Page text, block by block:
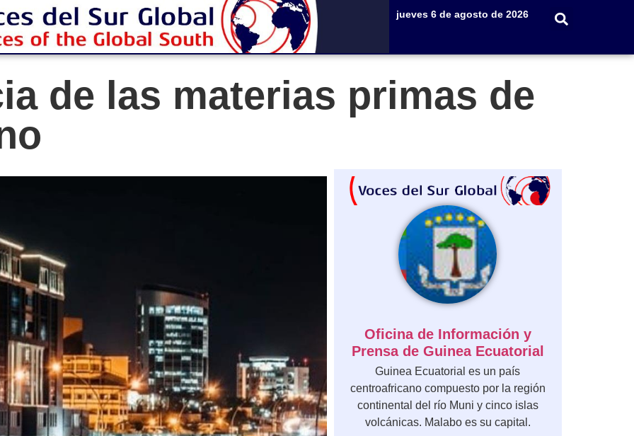
jueves 6 de agosto de 2026
de las materias primas de
Oficina de Información y
Prensa de Guinea Ecuatorial
Guinea Ecuatorial es un país
centroafricano compuesto por la región
continental del río Muni y cinco islas
volcánicas. Malabo es su capital.